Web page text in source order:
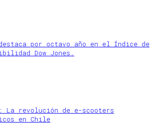
por octavo año en el Índice de
Dow Jones.
La revolución de e-scooters
en Chile